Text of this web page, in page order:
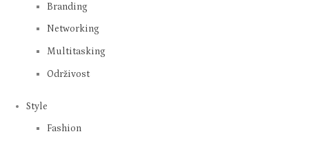
Branding
Networking
Multitasking
Održivost
Style
Fashion